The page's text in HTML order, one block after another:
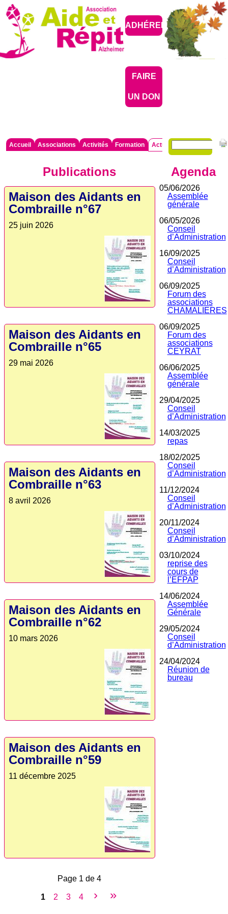
ADHÉRER
FAIRE
UN DON
Aller
au
Accueil Associations Activités Formation Actualités Partenaires
Mots-
clés
Publications
Maison des Aidants en
Combraille n°67
25 juin 2026
Maison des Aidants en
Combraille n°65
29 mai 2026
Maison des Aidants en
Combraille n°63
8 avril 2026
Maison des Aidants en
Combraille n°62
10 mars 2026
Maison des Aidants en
Combraille n°59
11 décembre 2025
Page 1 de 4
1 2 3 4 › »
Agenda
05/06/2026
Assemblée
générale
06/05/2026
Conseil
d’Administration
16/09/2025
Conseil
d’Administration
06/09/2025
Forum des
associations
CHAMALIERES
06/09/2025
Forum des
associations
CEYRAT
06/06/2025
Assemblée
générale
29/04/2025
Conseil
d’Administration
14/03/2025
repas
18/02/2025
Conseil
d’Administration
11/12/2024
Conseil
d’Administration
20/11/2024
Conseil
d’Administration
03/10/2024
reprise des
cours de
l’EFPAP
14/06/2024
Assemblée
Générale
29/05/2024
Conseil
d’Administration
24/04/2024
Réunion de
bureau